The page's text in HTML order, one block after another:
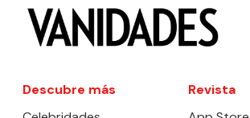
Descubre más
Revista